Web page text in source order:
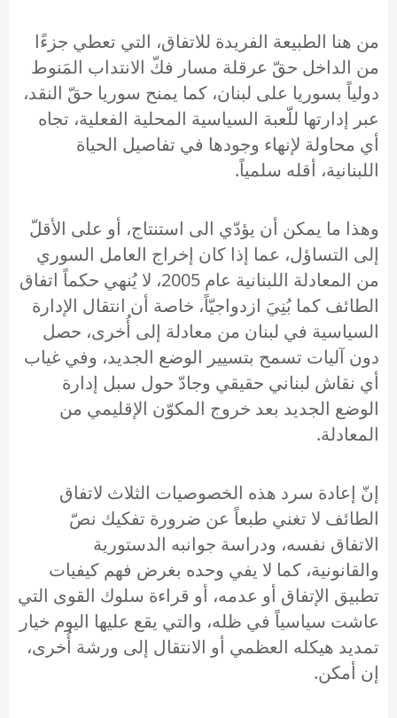
من هنا الطبيعة الفريدة للاتفاق، التي تعطي جزءًا
من الداخل حقّ عرقلة مسار فكّ الانتداب المَنوط
دولياً بسوريا على لبنان، كما يمنح سوريا حقّ النقد،
عبر إدارتها للّعبة السياسية المحلية الفعلية، تجاه
أي محاولة لإنهاء وجودها في تفاصيل الحياة
اللبنانية، أقله سلمياً.
وهذا ما يمكن أن يؤدّي الى استنتاج، أو على الأقلّ
إلى التساؤل، عما إذا كان إخراج العامل السوري
من المعادلة اللبنانية عام 2005، لا يُنهي حكماً اتفاق
الطائف كما بُنِيَ ازدواجيّاً، خاصة أن انتقال الإدارة
السياسية في لبنان من معادلة إلى أُخرى، حصل
دون آليات تسمح بتسيير الوضع الجديد، وفي غياب
أي نقاش لبناني حقيقي وجادّ حول سبل إدارة
الوضع الجديد بعد خروج المكوّن الإقليمي من
المعادلة.
إنّ إعادة سرد هذه الخصوصيات الثلاث لاتفاق
الطائف لا تغني طبعاً عن ضرورة تفكيك نصّ
الاتفاق نفسه، ودراسة جوانبه الدستورية
والقانونية، كما لا يفي وحده بغرض فهم كيفيات
تطبيق الإتفاق أو عدمه، أو قراءة سلوك القوى التي
عاشت سياسياً في ظله، والتي يقع عليها اليوم خيار
تمديد هيكله العظمي أو الانتقال إلى ورشة أُخرى،
إن أمكن.